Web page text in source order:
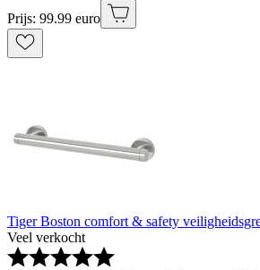
Prijs: 99.99 euro
Tiger Boston comfort & safety
Veel verkocht